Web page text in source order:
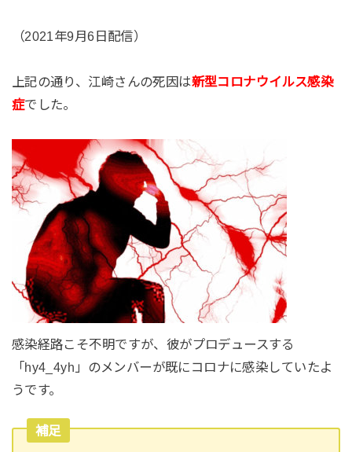
（2021年9月6日配信）
上記の通り、江崎さんの死因は新型コロナウイルス感染
症でした。
感染経路こそ不明ですが、彼がプロデュースする
「hy4_4yh」のメンバーが既にコロナに感染していたよ
うです。
補足